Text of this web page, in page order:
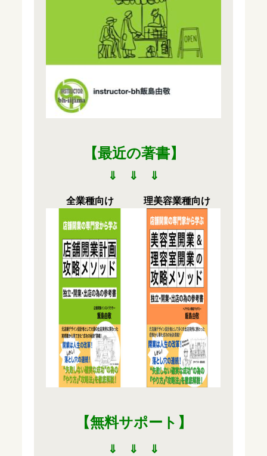
HOME
【最近の著書】
⇓ ⇓ ⇓
全業種向け 理美容業種向け
【無料サポート 】
⇓ ⇓ ⇓